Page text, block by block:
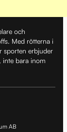
och
Med rötterna i
sporten erbjuder
inte bara inom
AB